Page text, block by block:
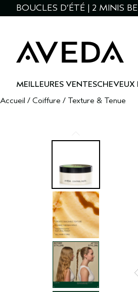
BOUCLES D’ÉTÉ | 2 MINIS
MEILLEURES VENTESCHEVEUX
Accueil / Coiffure / Texture & Tenue